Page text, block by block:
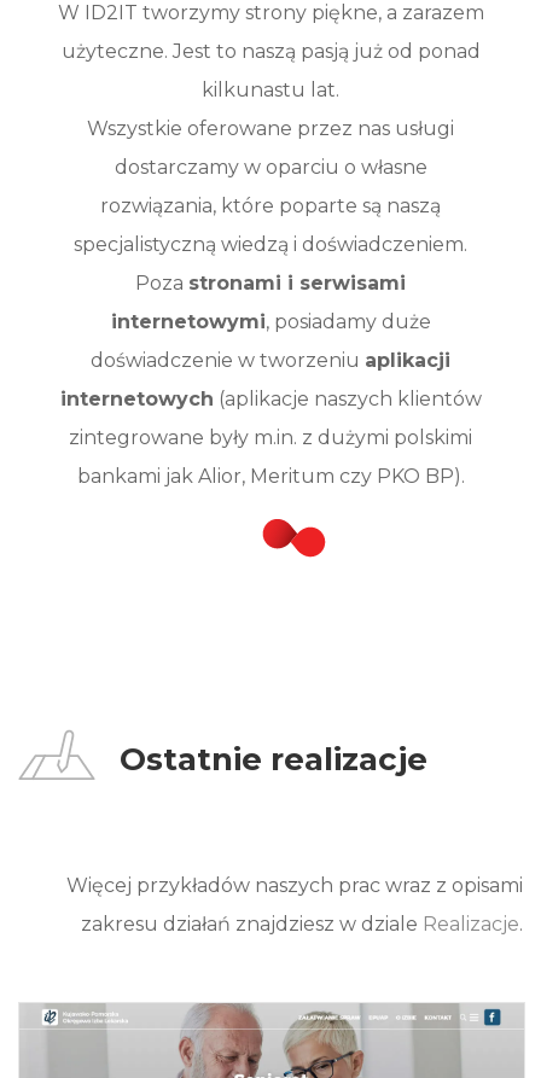
W ID2IT tworzymy strony piękne, a zarazem
użyteczne. Jest to naszą pasją już od ponad
kilkunastu lat.
Wszystkie oferowane przez nas usługi
dostarczamy w oparciu o własne
rozwiązania, które poparte są naszą
specjalistyczną wiedzą i doświadczeniem.
Poza stronami i serwisami
internetowymi, posiadamy duże
doświadczenie w tworzeniu aplikacji
internetowych (aplikacje naszych klientów
zintegrowane były m.in. z dużymi polskimi
bankami jak Alior, Meritum czy PKO BP).
Ostatnie realizacje
Więcej przykładów naszych prac wraz z opisami
zakresu działań znajdziesz w dziale Realizacje.